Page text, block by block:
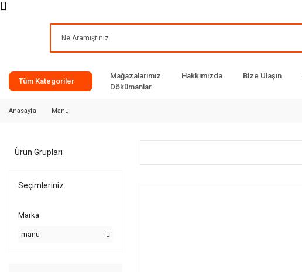
Tüm Kategoriler
Mağazalarımız Hakkımızda Bize Ulaşın
Dökümanlar
Anasayfa Manu
Ürün Grupları
Seçimleriniz
Marka
manu